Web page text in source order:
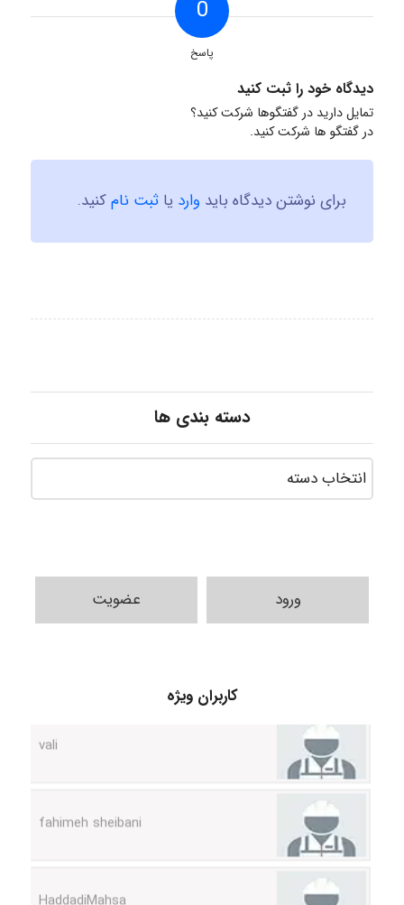
0
پاسخ
دیدگاه خود را ثبت کنید
تمایل دارید در گفتگوها شرکت کنید؟
در گفتگو ها شرکت کنید.
برای نوشتن دیدگاه باید وارد یا ثبت نامکنید.
دسته بندی ها
ورود عضویت
کاربران ویژه